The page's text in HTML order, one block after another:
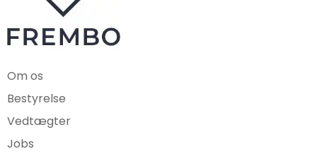
Om os
Bestyrelse
Vedtægter
Jobs